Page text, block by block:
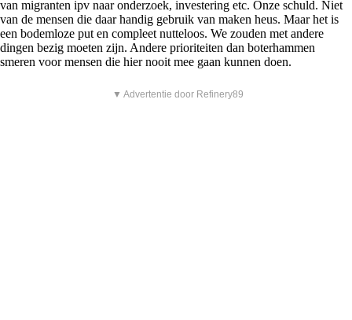
van migranten ipv naar onderzoek, investering etc. Onze schuld. Niet
van de mensen die daar handig gebruik van maken heus. Maar het is
een bodemloze put en compleet nutteloos. We zouden met andere
dingen bezig moeten zijn. Andere prioriteiten dan boterhammen
smeren voor mensen die hier nooit mee gaan kunnen doen.
▼ Advertentie door Refinery89